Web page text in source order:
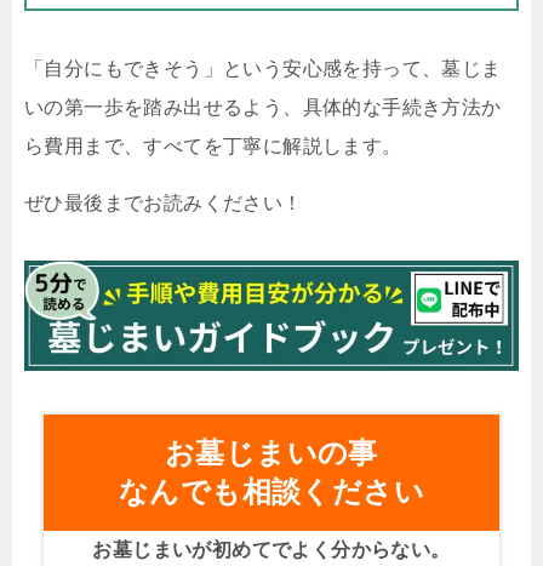
「自分にもできそう」という安心感を持って、墓じま
いの第一歩を踏み出せるよう、具体的な手続き方法か
ら費用まで、すべてを丁寧に解説します。
ぜひ最後までお読みください！
お墓じまいの事
なんでも相談ください
お墓じまいが初めてでよく分からない。